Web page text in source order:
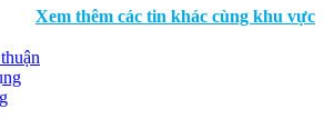
Xem thêm các tin khác cùng khu vực